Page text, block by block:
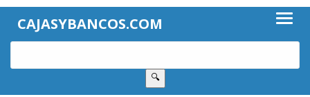
CAJASYBANCOS.COM
🔍